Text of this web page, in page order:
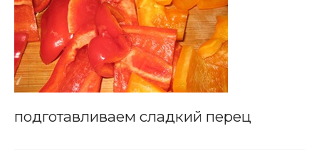
подготавливаем сладкий перец